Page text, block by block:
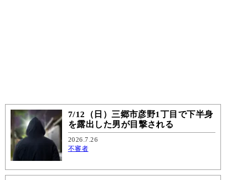
7/12（日）三郷市彦野1丁目で下半身
を露出した男が目撃される
2026.7.26
不審者